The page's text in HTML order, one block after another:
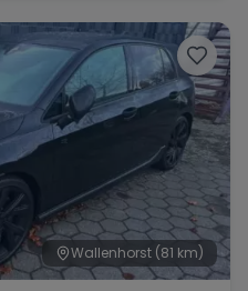
Wallenhorst (81 km)